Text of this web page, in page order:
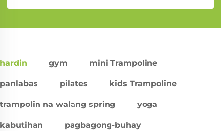
hardin gym mini Trampoline
panlabas pilates kids Trampoline
trampolin na walang spring yoga
kabutihan pagbagong-buhay